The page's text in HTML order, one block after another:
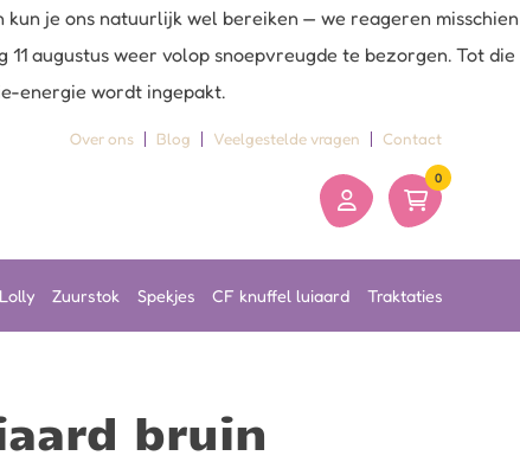
je ons natuurlijk wel bereiken — we reageren misschien
augustus weer volop snoepvreugde te bezorgen. Tot die
energie wordt ingepakt.
Over ons Blog Veelgestelde vragen Contact
0
Lolly Zuurstok Spekjes CF knuffel luiaard Traktaties
bruin